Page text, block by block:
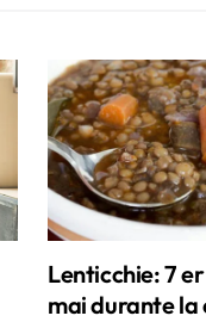
Lenticchie: 7
mai durante